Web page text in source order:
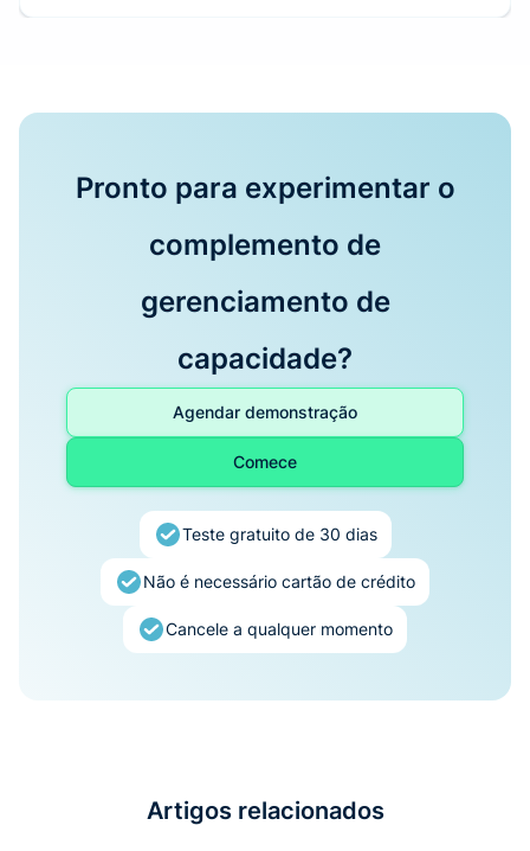
Pronto para experimentar o
complemento de
gerenciamento de
capacidade?
Agendar demonstração
Comece
Teste gratuito de 30 dias
Não é necessário cartão de crédito
Cancele a qualquer momento
Artigos relacionados